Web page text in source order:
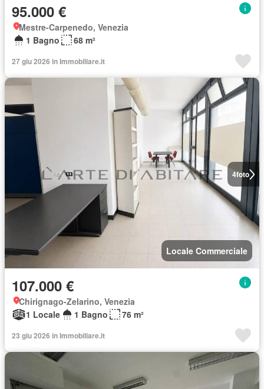
95.000 €
Mestre-Carpenedo, Venezia
1 Bagno
68 m²
27 giu 2026 in Immobiliare.it
4foto
Locale Commerciale
107.000 €
Chirignago-Zelarino, Venezia
1 Locale
1 Bagno 76 m²
23 giu 2026 in Immobiliare.it